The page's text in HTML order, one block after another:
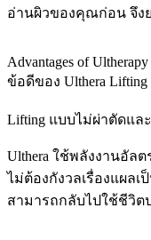
อ่านผิวของคุณก่อน จึง
Advantages of Ultherapy
ข้อดีของ Ulthera Lifting
Lifting แบบไม่ผ่าตัดแล
Ulthera ใช้พลังงานอัล
ไม่ต้องกังวลเรื่องแผลเ
สามารถกลับไปใช้ชีวิ